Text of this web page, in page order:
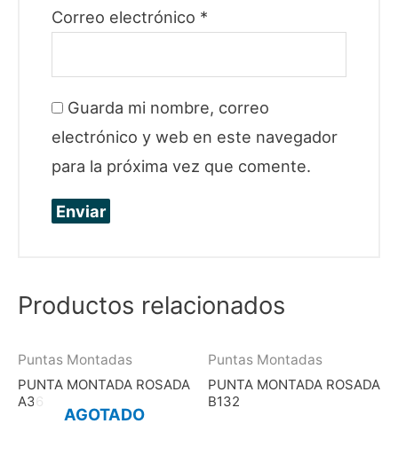
Correo electrónico *
Guarda mi nombre, correo
electrónico y web en este navegador
para la próxima vez que comente.
Productos relacionados
Puntas Montadas
PUNTA MONTADA ROSADA
A36
Puntas Montadas
PUNTA MONTADA ROSADA
B132
AGOTADO